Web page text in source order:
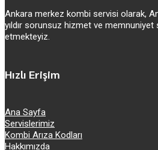
Ankara merkez kombi servisi olarak,
yıldır sorunsuz hizmet ve memnuniyet
etmekteyiz.
Hızlı Erişim
Ana Sayfa
Servislerimiz
Kombi Arıza Kodları
Hakkımızda